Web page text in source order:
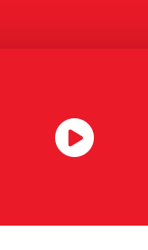
Descarga la APP